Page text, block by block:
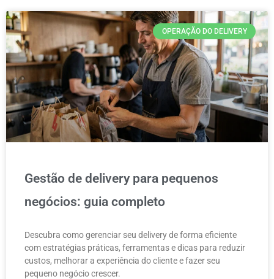
OPERAÇÃO DO DELIVERY
Gestão de delivery para pequenos
negócios: guia completo
Descubra como gerenciar seu delivery de forma eficiente
com estratégias práticas, ferramentas e dicas para reduzir
custos, melhorar a experiência do cliente e fazer seu
pequeno negócio crescer.